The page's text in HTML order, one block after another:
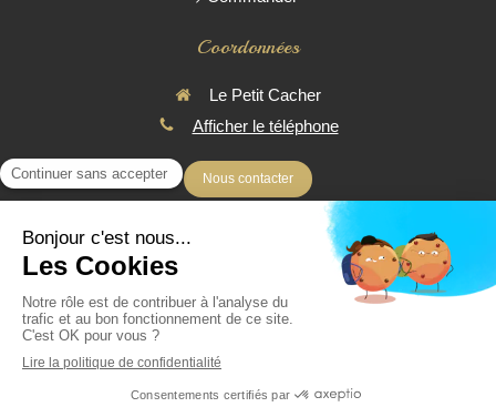
Coordonnées
Le Petit Cacher
Afficher le téléphone
Nous contacter
* Toutes les pièces réalisées sont Parvé
© 2016 - Le Petit Cacher - Traiteur Cacher à domicile - Livraison